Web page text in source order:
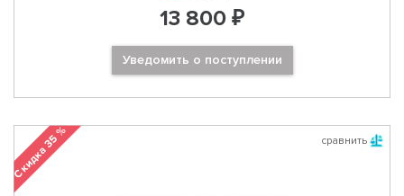
13 800 ₽
Уведомить о поступлении
сравнить
Скидка 35 %